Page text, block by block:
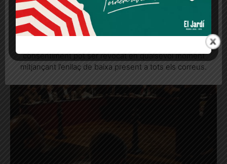
Quan l’usuari crea un compte al Diari el Jardí, dona el
seu consentiment explícit per rebre comunicacions
consentiment pot ser revocat en qualsevol moment
mitjançant l’enllaç de baixa present a tots els correus.